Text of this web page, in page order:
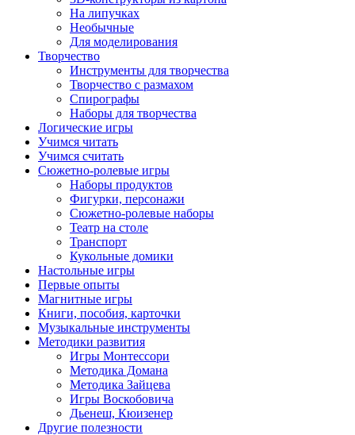
На липучках
Необычные
Для моделирования
Творчество
Инструменты для творчества
Творчество с размахом
Спирографы
Наборы для творчества
Логические игры
Учимся читать
Учимся считать
Сюжетно-ролевые игры
Наборы продуктов
Фигурки, персонажи
Сюжетно-ролевые наборы
Театр на столе
Транспорт
Кукольные домики
Настольные игры
Первые опыты
Магнитные игры
Книги, пособия, карточки
Музыкальные инструменты
Методики развития
Игры Монтессори
Методика Домана
Методика Зайцева
Игры Воскобовича
Дьенеш, Кюизенер
Другие полезности